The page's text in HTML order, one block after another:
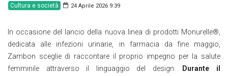
v
g
a
t
i
g
a
t
Cultura e società 24 Aprile 2026 9:39
In occasione del lancio della nuova linea di prodotti Monurelle®,
dedicata alle infezioni urinarie, in farmacia da fine maggio,
Zambon sceglie di raccontare il proprio impegno per la salute
femminile attraverso il linguaggio del design.
Durante il